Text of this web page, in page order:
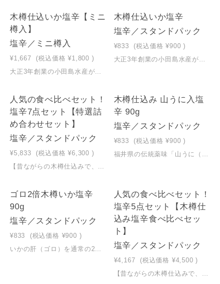
木樽仕込いか塩辛【ミニ
樽入】
塩辛／ミニ樽入
¥1,667 (税込価格 ¥1,800 )
大正3年創業の小田島水産が、伝統の秋田杉の木樽で7日間熟成させた逸品。 まろやかで深い味わいが特徴です。 【昔ながらの木樽仕込みで、まろやかな旨味】 小田島水産の塩辛は、昔から受け継がれる木樽仕込み。 木樽で一週間、じっくりと熟成発酵させることで、 いか本来の旨味を感じられる「まろやかで味わい深い」塩辛となります。 着色料は使用せず、自然にほんのりと色づくやさしい「さくら色」。 塩辛のコク深さと、まろやかな口あたりが、 ごはんにも、お酒にも、よく合います。【贈答用の杉のミニ樽入※フタを開けにくい場合は、緑のタガ（輪）を下にずらして、樽の締めを緩めてご開封ください。】
木樽仕込いか塩辛
塩辛／スタンドパック
¥833 (税込価格 ¥900 )
大正3年創業の小田島水産が、伝統の秋田杉の木樽で7日間熟成させた逸品。 まろやかで深い味わいが特徴です。 【昔ながらの木樽仕込みで、まろやかな旨味】 小田島水産の塩辛は、昔から受け継がれる木樽仕込み。 木樽で一週間、じっくりと熟成発酵させることで、 いか本来の旨味を感じられる「まろやかで味わい深い」塩辛となります。 着色料は使用せず、自然にほんのりと色づくやさしい「さくら色」。 塩辛のコク深さと、まろやかな口あたりが、 ごはんにも、お酒にも、よく合います。
人気の食べ比べセット！
塩辛7点セット【特選詰
め合わせセット】
塩辛／スタンドパック
¥5,833 (税込価格 ¥6,300 )
【昔ながらの木樽仕込みで、まろやかな旨味】小田島水産の塩辛は、昔から受け継がれる木樽仕込み。木樽で一週間、じっくりと熟成発酵させることでいか本来の旨味を感じられる「まろやかで味わい深い」塩辛となります。着色料は使用せず、自然にほんのりと色づくやさしい「さくら色」。塩辛のコク深さと、まろやかな口あたりがごはんにも、お酒にも、よく合います。
木樽仕込み 山うに入塩
辛 90g
塩辛／スタンドパック
¥833 (税込価格 ¥900 )
福井県の伝統薬味「山うに（ゆず）」との絶妙な組み合わせ。いかの旨味と山うにのコクが調和した贅沢な一品です。【昔ながらの木樽仕込みで、まろやかな旨味】小田島水産の塩辛は、昔から受け継がれる木樽仕込み。木樽で一週間、じっくりと熟成発酵させることでいか本来の旨味を感じられる「まろやかで味わい深い」塩辛となります。着色料は使用せず、自然にほんのりと色づくやさしい「さくら色」。塩辛のコク深さと、まろやかな口あたりがごはんにも、お酒にも、よく合います。
ゴロ2倍木樽いか塩辛
90g
塩辛／スタンドパック
¥833 (税込価格 ¥900 )
いかの肝（ゴロ）を通常の2倍使用し、濃厚な旨味が特徴。深い味わいをお楽しみください。【昔ながらの木樽仕込みで、まろやかな旨味】小田島水産の塩辛は、昔から受け継がれる木樽仕込み。木樽で一週間、じっくりと熟成発酵させることでいか本来の旨味を感じられる「まろやかで味わい深い」塩辛となります。着色料は使用せず、自然にほんのりと色づくやさしい「さくら色」。塩辛のコク深さと、まろやかな口あたりがごはんにも、お酒にも、よく合います。
人気の食べ比べセット！
塩辛5点セット【木樽仕
込み塩辛食べ比べセッ
ト】
塩辛／スタンドパック
¥4,167 (税込価格 ¥4,500 )
【昔ながらの木樽仕込みで、まろやかな旨味】小田島水産の塩辛は、昔から受け継がれる木樽仕込み。木樽で一週間、じっくりと熟成発酵させることでいか本来の旨味を感じられる「まろやかで味わい深い」塩辛となります。着色料は使用せず、自然にほんのりと色づくやさしい「さくら色」。塩辛のコク深さと、まろやかな口あたりがごはんにも、お酒にも、よく合います。